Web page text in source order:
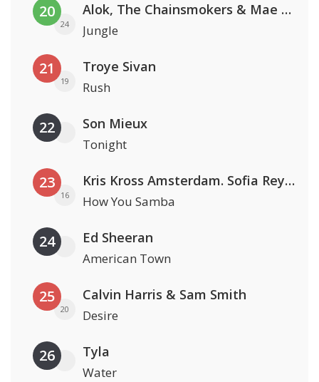
20
24
Alok, The Chainsmokers & Mae Stephens
Jungle
21
19
Troye Sivan
Rush
22 Son Mieux
Tonight
23
16
Kris Kross Amsterdam. Sofia Reyes & Tinie Tempah
How You Samba
24 Ed Sheeran
American Town
25
20
Calvin Harris & Sam Smith
Desire
26 Tyla
Water